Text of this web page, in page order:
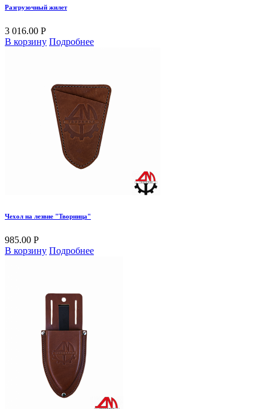
Разгрузочный жилет
3 016.00 Р
В корзину Подробнее
Чехол на лезвие "Творница"
985.00 Р
В корзину Подробнее